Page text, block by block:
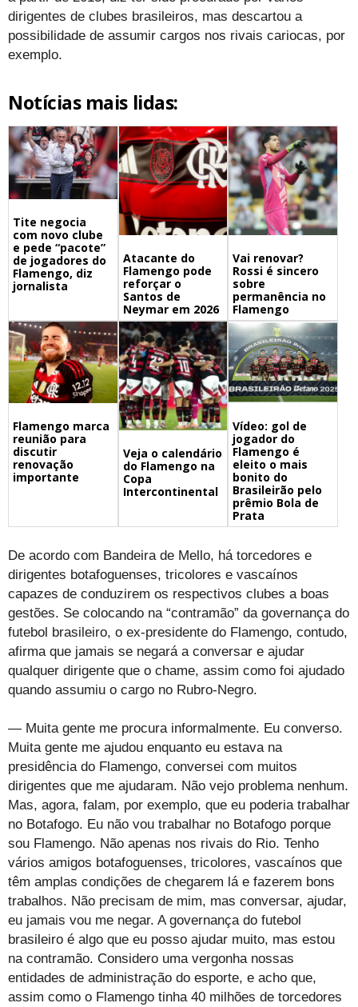
dirigentes de clubes brasileiros, mas descartou a
possibilidade de assumir cargos nos rivais cariocas, por
exemplo.
Notícias mais lidas:
Tite negocia
com novo clube
e pede “pacote”
de jogadores do
Flamengo, diz
jornalista
Atacante do
Flamengo pode
reforçar o
Santos de
Neymar em 2026
Vai renovar?
Rossi é sincero
sobre
permanência no
Flamengo
Flamengo marca
reunião para
discutir
renovação
importante
Veja o calendário
do Flamengo na
Copa
Intercontinental
Vídeo: gol de
jogador do
Flamengo é
eleito o mais
bonito do
Brasileirão pelo
prêmio Bola de
Prata
De acordo com Bandeira de Mello, há torcedores e
dirigentes botafoguenses, tricolores e vascaínos
capazes de conduzirem os respectivos clubes a boas
gestões. Se colocando na “contramão” da governança do
futebol brasileiro, o ex-presidente do Flamengo, contudo,
afirma que jamais se negará a conversar e ajudar
qualquer dirigente que o chame, assim como foi ajudado
quando assumiu o cargo no Rubro-Negro.
— Muita gente me procura informalmente. Eu converso.
Muita gente me ajudou enquanto eu estava na
presidência do Flamengo, conversei com muitos
dirigentes que me ajudaram. Não vejo problema nenhum.
Mas, agora, falam, por exemplo, que eu poderia trabalhar
no Botafogo. Eu não vou trabalhar no Botafogo porque
sou Flamengo. Não apenas nos rivais do Rio. Tenho
vários amigos botafoguenses, tricolores, vascaínos que
têm amplas condições de chegarem lá e fazerem bons
trabalhos. Não precisam de mim, mas conversar, ajudar,
eu jamais vou me negar. A governança do futebol
brasileiro é algo que eu posso ajudar muito, mas estou
na contramão. Considero uma vergonha nossas
entidades de administração do esporte, e acho que,
assim como o Flamengo tinha 40 milhões de torcedores